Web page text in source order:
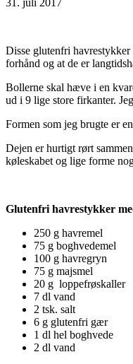
31. juli 2017
Disse glutenfri havrestykker
forhånd og at de er
Bollerne skal hæve i en
ud i 9 lige store firkanter.
Formen som jeg brugte er
Dejen er hurtigt rørt
køleskabet og lige forme
Glutenfri havrestykker
250 g havremel
75 g boghvedemel
100 g havregryn
75 g majsmel
20 g loppefrøskaller
7 dl vand
2 tsk. salt
6 g glutenfri gær
1 dl hel boghvede
2 dl vand